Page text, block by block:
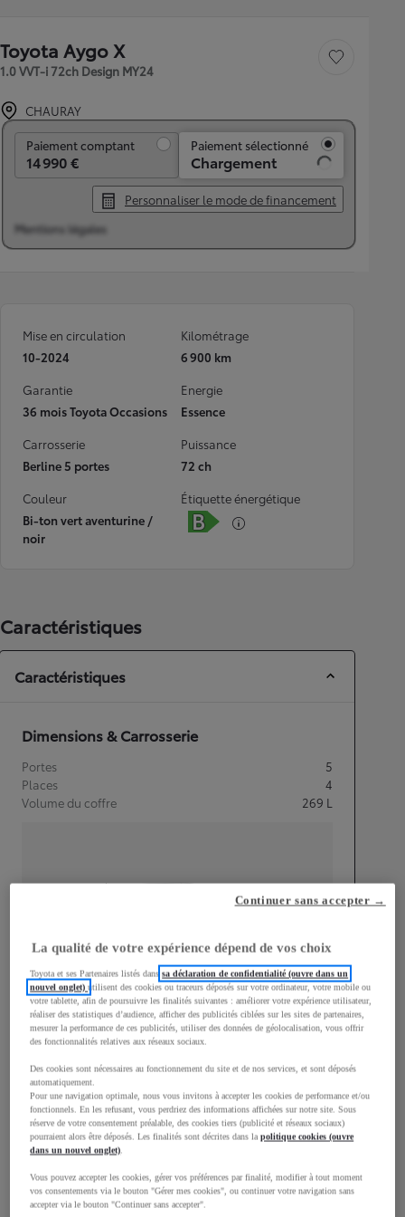
Toyota Aygo X
1.0 VVT-i 72ch Design MY24
Sauvegarder le
CHAURAY
Paiement comptant
14 990 €
Paiement sélectionné
Chargement
Personnaliser le mode de financement
Mentions légales
Mise en circulation
10-2024
Kilométrage
6 900 km
Garantie
36 mois Toyota Occasions
Energie
Essence
Carrosserie
Berline 5 portes
Puissance
72 ch
Couleur
Bi-ton vert aventurine /
noir
Étiquette énergétique
Caractéristiques
Caractéristiques
Dimensions & Carrosserie
Portes
5
Places
4
Volume du coffre
269 L
Longueur
3 700mm
Hauteur
1 510
Largeur
1 740mm
Consommation mixte
La qualité de votre expérience dépend de vos choix
Toyota et ses Partenaires listés danssa déclaration de confidentialité (ouvre dans un
nouvel onglet)utilisent des cookies ou traceurs déposés sur votre ordinateur, votre mobile ou
votre tablette, afin de poursuivre les finalités suivantes : améliorer votre expérience utilisateur,
réaliser des statistiques d’audience, afficher des publicités ciblées sur les sites de partenaires,
mesurer la performance de ces publicités, utiliser des données de géolocalisation, vous offrir
des fonctionnalités relatives aux réseaux sociaux.
Des cookies sont nécessaires au fonctionnement du site et de nos services, et sont déposés
automatiquement.
Pour une navigation optimale, nous vous invitons à accepter les cookies de performance et/ou
fonctionnels. En les refusant, vous perdriez des informations affichées sur notre site. Sous
réserve de votre consentement préalable, des cookies tiers (publicité et réseaux sociaux)
pourraient alors être déposés. Les finalités sont décrites dans lapolitique cookies (ouvre
dans un nouvel onglet).
Vous pouvez accepter les cookies, gérer vos préférences par finalité, modifier à tout moment
vos consentements via le bouton "Gérer mes cookies", ou continuer votre navigation sans
accepter via le bouton "Continuer sans accepter".
Continuer sans accepter →